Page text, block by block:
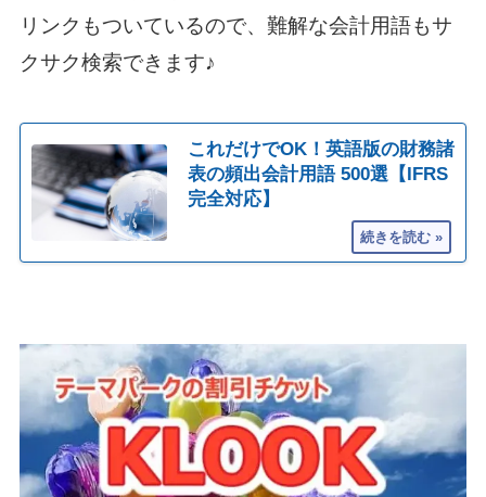
リンクもついているので、難解な会計用語もサ
クサク検索できます♪
これだけでOK！英語版の財務諸
表の頻出会計用語 500選【IFRS
完全対応】